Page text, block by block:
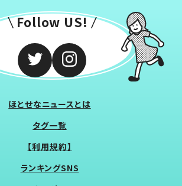
Follow US!
ほとせなニュースとは
タグ一覧
【利用規約】
ランキングSNS